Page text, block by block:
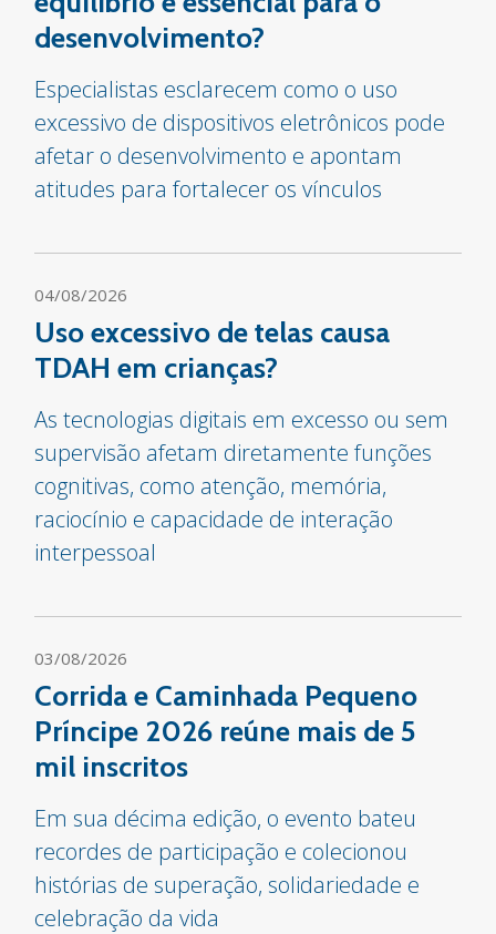
desenvolvimento?
Especialistas esclarecem como o uso
excessivo de dispositivos eletrônicos pode
afetar o desenvolvimento e apontam
atitudes para fortalecer os vínculos
04/08/2026
Uso excessivo de telas causa
TDAH em crianças?
As tecnologias digitais em excesso ou sem
supervisão afetam diretamente funções
cognitivas, como atenção, memória,
raciocínio e capacidade de interação
interpessoal
03/08/2026
Corrida e Caminhada Pequeno
Príncipe 2026 reúne mais de 5
mil inscritos
Em sua décima edição, o evento bateu
recordes de participação e colecionou
histórias de superação, solidariedade e
celebração da vida